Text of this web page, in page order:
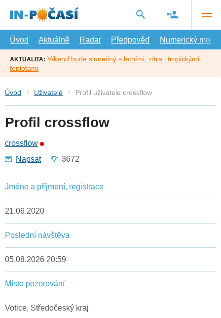
hlavní
Úvod
Aktuálně Radar Předpověď Numerický model
AKTUALITA: Víkend bude slunečný s letními, zítra i tropickými
teplotami
Úvod Uživatelé Profil uživatele crossflow
Profil crossflow
crossflow
Napsat
3672
Jméno a příjmení, registrace
21.06.2020
Poslední návštěva
05.08.2026 20:59
Místo pozorování
Votice, Středočeský kraj